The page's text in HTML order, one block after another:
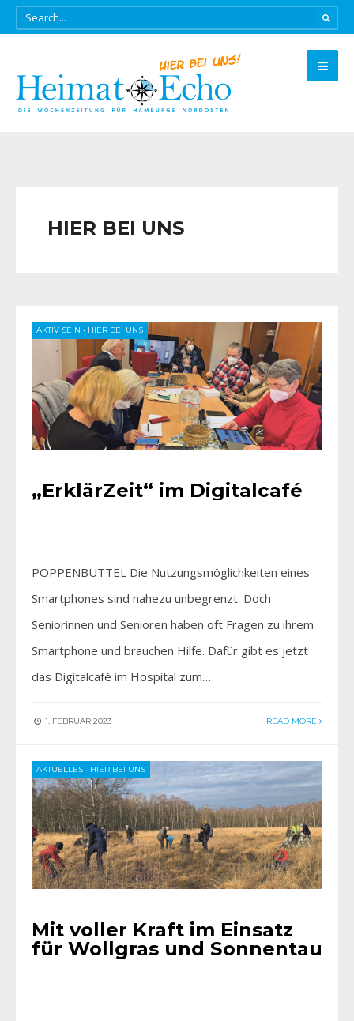
HIER BEI UNS
AKTIV SEIN • HIER BEI UNS
„ErklärZeit“ im Digitalcafé
POPPENBÜTTEL Die Nutzungsmöglichkeiten eines
Smartphones sind nahezu unbegrenzt. Doch
Seniorinnen und Senioren haben oft Fragen zu ihrem
Smartphone und brauchen Hilfe. Dafür gibt es jetzt
das Digitalcafé im Hospital zum…
1. FEBRUAR 2023 READ MORE
AKTUELLES • HIER BEI UNS
Mit voller Kraft im Einsatz
für Wollgras und Sonnentau